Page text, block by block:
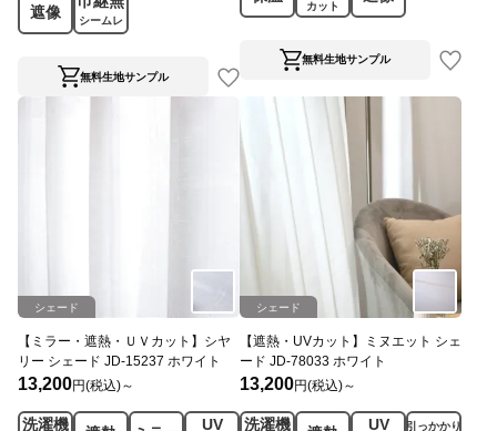
遮像
シームレ
ス
無料生地サンプル
カット
無料生地サンプル
シェード
【ミラー・遮熱・ＵＶカット】シヤ
リー シェード JD-15237 ホワイト
13,200円(税込)～
洗濯機
UV
シェード
【遮熱・UVカット】ミヌエット シェ
ード JD-78033 ホワイト
13,200円(税込)～
洗濯機
UV
引っかかり